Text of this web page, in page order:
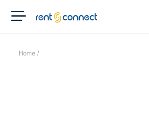
RENT'N
CONNECT
Home /